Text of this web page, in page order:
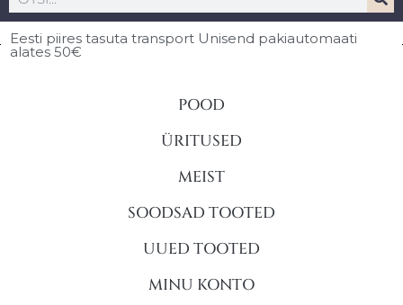
Eesti piires tasuta transport Unisend pakiautomaati
alates 50€
POOD
ÜRITUSED
MEIST
SOODSAD TOOTED
UUED TOOTED
MINU KONTO